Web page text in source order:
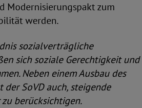
Modernisierungspakt zum
werden.
sozialverträgliche
sich soziale Gerechtigkeit und
Neben einem Ausbau des
SoVD auch, steigende
berücksichtigen.